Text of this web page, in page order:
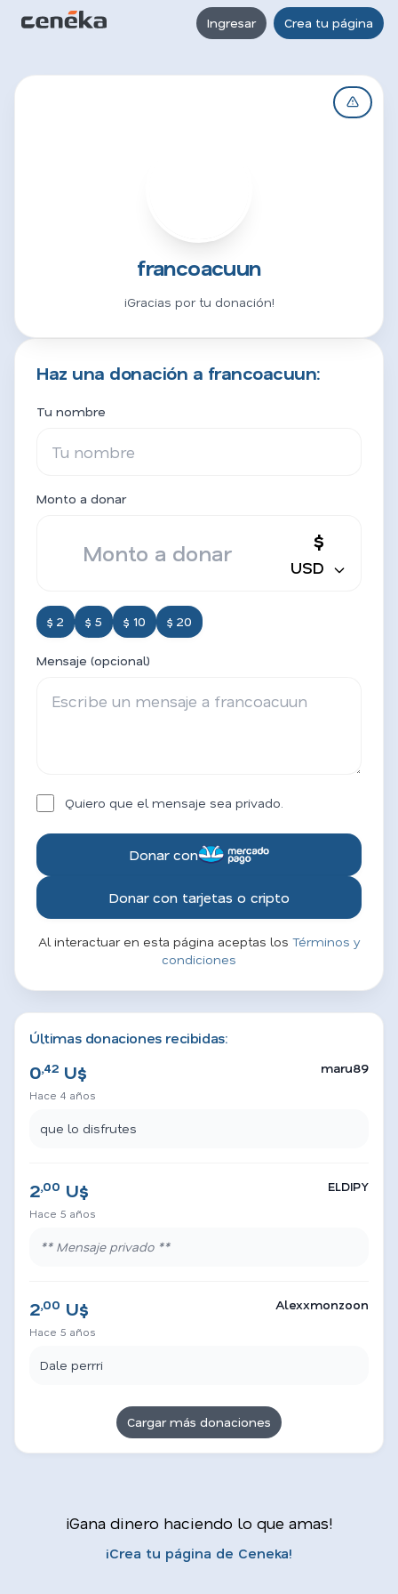
Ingresar Crea tu página
francoacuun
¡Gracias por tu donación!
Haz una donación a francoacuun:
Tu nombre
Monto a donar
$
USD
$ 2 $ 5 $ 10 $ 20
Mensaje (opcional)
Quiero que el mensaje sea privado.
Donar con
Donar con tarjetas o cripto
Al interactuar en esta página aceptas los Términos y
condiciones
Últimas donaciones recibidas:
0,42 U$
Hace 4 años
maru89
que lo disfrutes
2,00 U$
Hace 5 años
ELDIPY
** Mensaje privado **
2,00 U$
Hace 5 años
Alexxmonzoon
Dale perrri
Cargar más donaciones
¡Gana dinero haciendo lo que amas!
¡Crea tu página de Ceneka!